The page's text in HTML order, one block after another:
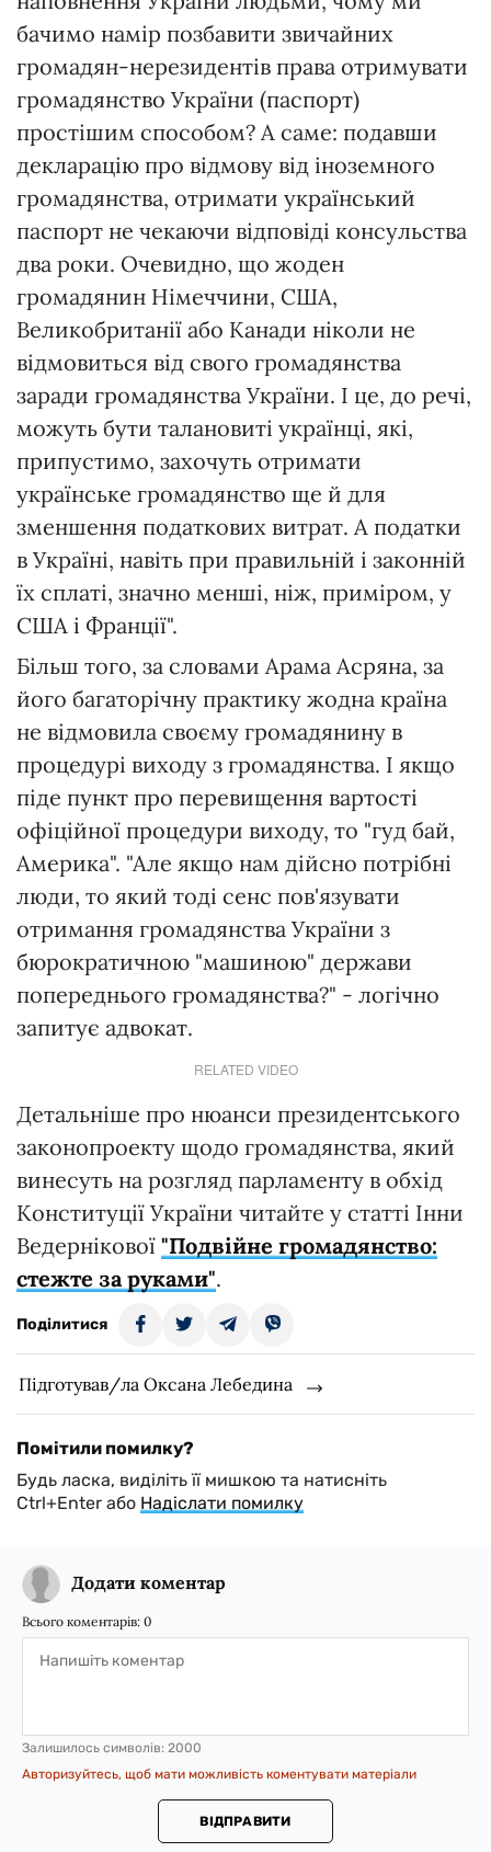
бачимо намір позбавити звичайних
громадян-нерезидентів права отримувати
громадянство України (паспорт)
простішим способом? А саме: подавши
декларацію про відмову від іноземного
громадянства, отримати український
паспорт не чекаючи відповіді консульства
два роки. Очевидно, що жоден
громадянин Німеччини, США,
Великобританії або Канади ніколи не
відмовиться від свого громадянства
заради громадянства України. І це, до речі,
можуть бути талановиті українці, які,
припустимо, захочуть отримати
українське громадянство ще й для
зменшення податкових витрат. А податки
в Україні, навіть при правильній і законній
їх сплаті, значно менші, ніж, приміром, у
США і Франції".
Більш того, за словами Арама Асряна, за
його багаторічну практику жодна країна
не відмовила своєму громадянину в
процедурі виходу з громадянства. І якщо
піде пункт про перевищення вартості
офіційної процедури виходу, то "гуд бай,
Америка". "Але якщо нам дійсно потрібні
люди, то який тоді сенс пов'язувати
отримання громадянства України з
бюрократичною "машиною" держави
попереднього громадянства?" - логічно
запитує адвокат.
RELATED VIDEO
Детальніше про нюанси президентського
законопроекту щодо громадянства, який
винесуть на розгляд парламенту в обхід
Конституції України читайте у статті Інни
Ведернікової "Подвійне громадянство:
стежте за руками".
Поділитися
Підготував/ла Оксана Лебедина
Помітили помилку?
Будь ласка, виділіть її мишкою та натисніть
Ctrl+Enter або Надіслати помилку
Додати коментар
Всього коментарів: 0
Залишилось символів: 2000
Авторизуйтесь, щоб мати можливість коментувати матеріали
ВІДПРАВИТИ